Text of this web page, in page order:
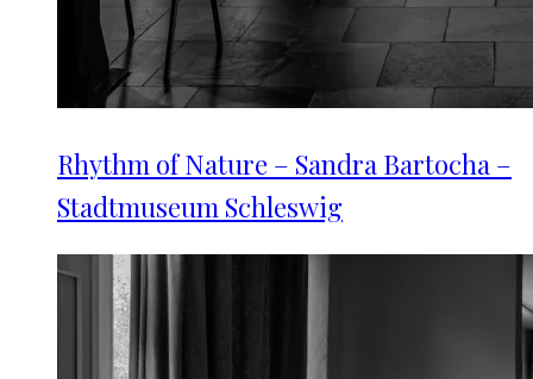
Rhythm of Nature – Sandra Bartocha –
Stadtmuseum Schleswig